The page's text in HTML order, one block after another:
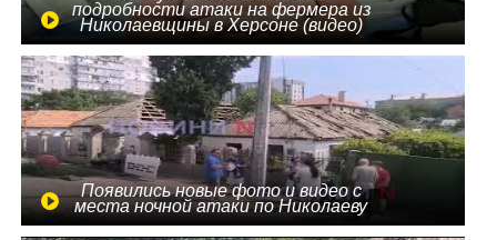
подробности атаки на фермера из
Николаевщины в Херсоне (видео)
Появились новые фото и видео с
места ночной атаки по Николаеву